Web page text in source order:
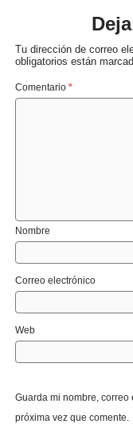
Tu dirección de correo
obligatorios están
Comentario*
Nombre
Correo electrónico
Web
Guarda mi nombre,
próxima vez que comente.